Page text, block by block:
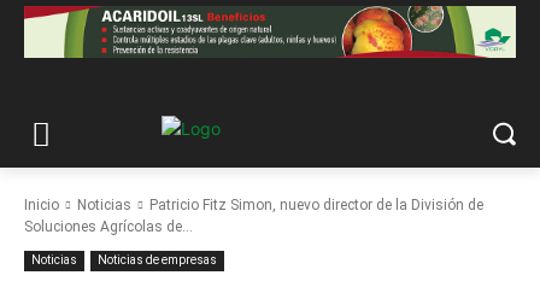
Inicio Noticias
Patricio Fitz Simon, nuevo director de la División de
Soluciones Agrícolas de...
Noticias Noticias de empresas